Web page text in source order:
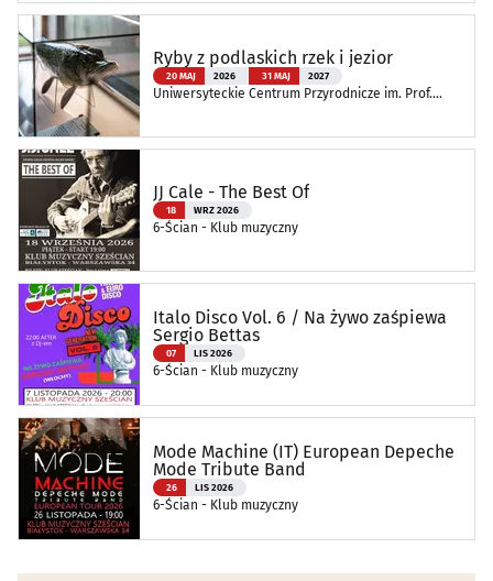
Ryby z podlaskich rzek i jezior
20 MAJ 2026 31 MAJ 2027
Uniwersyteckie Centrum Przyrodnicze im. Prof.
JJ Cale - The Best Of
18 WRZ 2026
6-Ścian - Klub muzyczny
Italo Disco Vol. 6 / Na żywo zaśpiewa
Sergio Bettas
07 LIS 2026
6-Ścian - Klub muzyczny
Mode Machine (IT) European Depeche
Mode Tribute Band
26 LIS 2026
6-Ścian - Klub muzyczny